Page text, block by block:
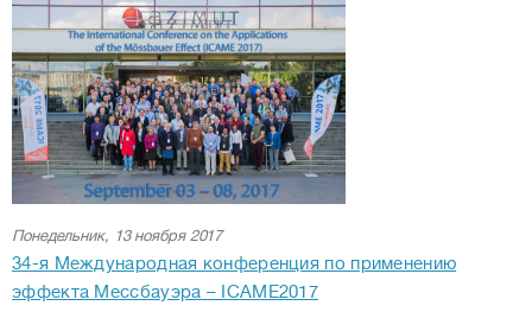
Понедельник, 13 ноября 2017
34-я Международная конференция по применению
эффекта Мессбауэра – ICAME2017